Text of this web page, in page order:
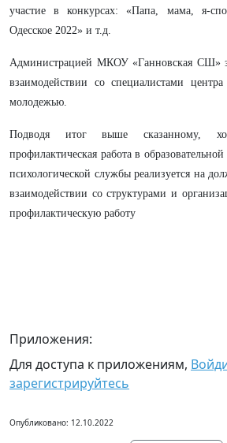
участие в конкурсах: «Папа, мама, я-
Одесское 2022» и т.д.
Администрацией МКОУ «Ганновская СШ»
взаимодействии со специалистами
молодежью.
Подводя итог выше сказанному,
профилактическая работа в
психологической службы реализуется на
взаимодействии со структурами и
профилактическую работу
Приложения:
Для доступа к приложениям,
зарегистрируйтесь
Опубликовано: 12.10.2022